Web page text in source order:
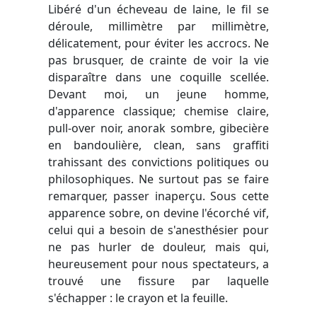
Libéré d'un écheveau de laine, le fil se
déroule, millimètre par millimètre,
délicatement, pour éviter les accrocs. Ne
pas brusquer, de crainte de voir la vie
disparaître dans une coquille scellée.
Devant moi, un jeune homme,
d'apparence classique; chemise claire,
pull-over noir, anorak sombre, gibecière
en bandoulière, clean, sans graffiti
trahissant des convictions politiques ou
philosophiques. Ne surtout pas se faire
remarquer, passer inaperçu. Sous cette
apparence sobre, on devine l'écorché vif,
celui qui a besoin de s'anesthésier pour
ne pas hurler de douleur, mais qui,
heureusement pour nous spectateurs, a
trouvé une fissure par laquelle
s'échapper : le crayon et la feuille.